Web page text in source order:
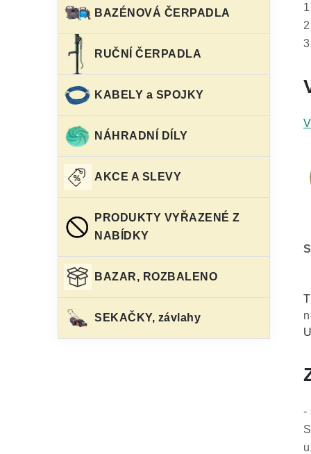
BAZÉNOVÁ ČERPADLA
RUČNÍ ČERPADLA
KABELY a SPOJKY
NÁHRADNÍ DÍLY
AKCE A SLEVY
PRODUKTY VYŘAZENÉ Z
NABÍDKY
BAZAR, ROZBALENO
SEKAČKY, závlahy
-